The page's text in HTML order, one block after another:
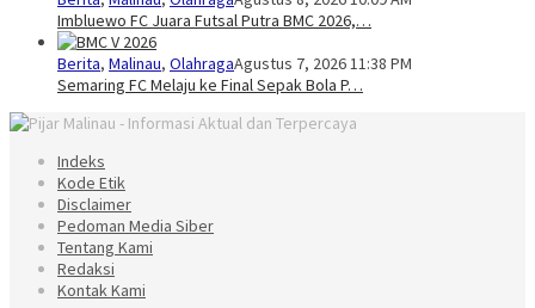
Imbluewo FC Juara Futsal Putra BMC 2026,…
Berita, Malinau, OlahragaAgustus 7, 2026 11:38 PM
Semaring FC Melaju ke Final Sepak Bola P…
Indeks
Kode Etik
Disclaimer
Pedoman Media Siber
Tentang Kami
Redaksi
Kontak Kami